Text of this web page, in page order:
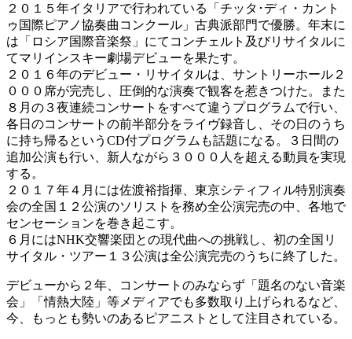
２０１５年イタリアで行われている「チッタ･ディ・カント
ゥ国際ピアノ協奏曲コンクール」古典派部門で優勝。年末に
は「ロシア国際音楽祭」にてコンチェルト及びリサイタルに
てマリインスキー劇場デビューを果たす。
２０１６年のデビュー・リサイタルは、サントリーホール２
０００席が完売し、圧倒的な演奏で観客を惹きつけた。また
８月の３夜連続コンサートをすべて違うプログラムで行い、
各日のコンサートの前半部分をライヴ録音し、その日のうち
に持ち帰るというCD付プログラムも話題になる。３日間の
追加公演も行い、新人ながら３０００人を超える動員を実現
する。
２０１７年４月には佐渡裕指揮、東京シティフィル特別演奏
会の全国１２公演のソリストを務め全公演完売の中、各地で
センセーションを巻き起こす。
６月にはNHK交響楽団との現代曲への挑戦し、初の全国リ
サイタル・ツアー１３公演は全公演完売のうちに終了した。
デビューから２年、コンサートのみならず「題名のない音楽
会」「情熱大陸」等メディアでも多数取り上げられるなど、
今、もっとも勢いのあるピアニストとして注目されている。